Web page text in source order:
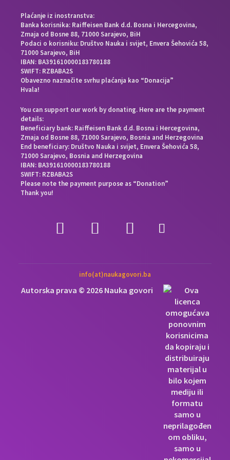
Plaćanje iz inostranstva:
Banka korisnika: Raiffeisen Bank d.d. Bosna i Hercegovina,
Zmaja od Bosne 88, 71000 Sarajevo, BiH
Podaci o korisniku: Društvo Nauka i svijet, Envera Šehovića 58,
71000 Sarajevo, BiH
IBAN: BA391610000183780188
SWIFT: RZBABA2S
Obavezno naznačite svrhu plaćanja kao “Donacija”
Hvala!
You can support our work by donating. Here are the payment
details:
Beneficiary bank: Raiffeisen Bank d.d. Bosna i Hercegovina,
Zmaja od Bosne 88, 71000 Sarajevo, Bosnia and Herzegovina
End beneficiary: Društvo Nauka i svijet, Envera Šehovića 58,
71000 Sarajevo, Bosnia and Herzegovina
IBAN: BA391610000183780188
SWIFT: RZBABA2S
Please note the payment purpose as “Donation”
Thank you!
info(at)naukagovori.ba
Autorska prava © 2026 Nauka govori